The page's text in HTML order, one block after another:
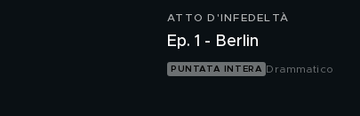
ATTO D'INFEDELTÀ
Ep. 1 - Berlin
PUNTATA INTERA Drammatico